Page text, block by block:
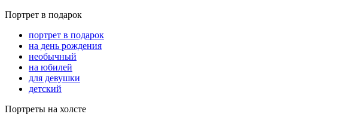
Портрет в подарок
портрет в подарок
на день рождения
необычный
на юбилей
для девушки
детский
Портреты на холсте